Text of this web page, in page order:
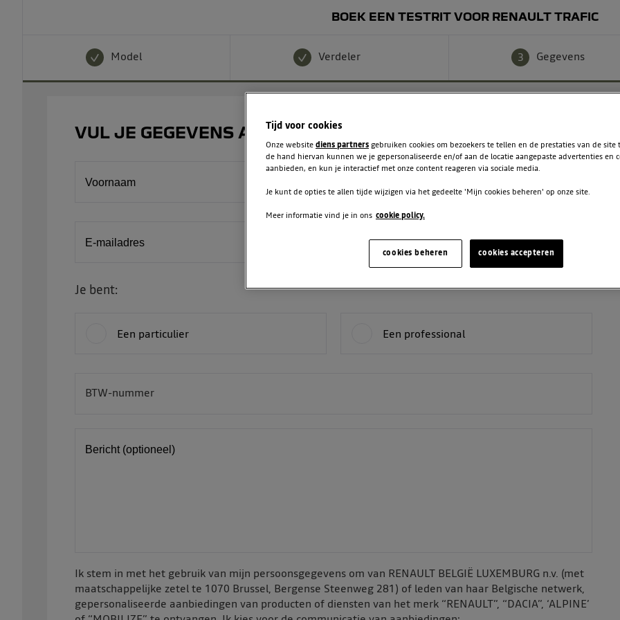
BOEK EEN TESTRIT VOOR RENAULT TRAFIC
Model Verdeler 3 Gegevens
VUL JE GEGEVENS AAN
Voornaam
E-mailadres Telefoon
Je bent:
Een particulier Een professional
BTW-nummer
BE
Bericht (optioneel)
Ik stem in met het gebruik van mijn persoonsgegevens om van RENAULT BELGIË LUXEMBURG n.v. (met
maatschappelijke zetel te 1070 Brussel, Bergense Steenweg 281) of leden van haar Belgische netwerk,
gepersonaliseerde aanbiedingen van producten of diensten van het merk “RENAULT”, “DACIA”, ‘ALPINE’
Tijd voor cookies
Onze website diens partners gebruiken cookies om bezoekers te tellen en de prestaties van de site
de hand hiervan kunnen we je gepersonaliseerde en/of aan de locatie aangepaste advertenties en
aanbieden, en kun je interactief met onze content reageren via sociale media.
Je kunt de opties te allen tijde wijzigen via het gedeelte 'Mijn cookies beheren' op onze site.
Meer informatie vind je in ons cookie policy.
cookies accepteren
cookies beheren